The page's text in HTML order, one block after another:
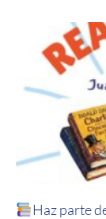
Haz parte